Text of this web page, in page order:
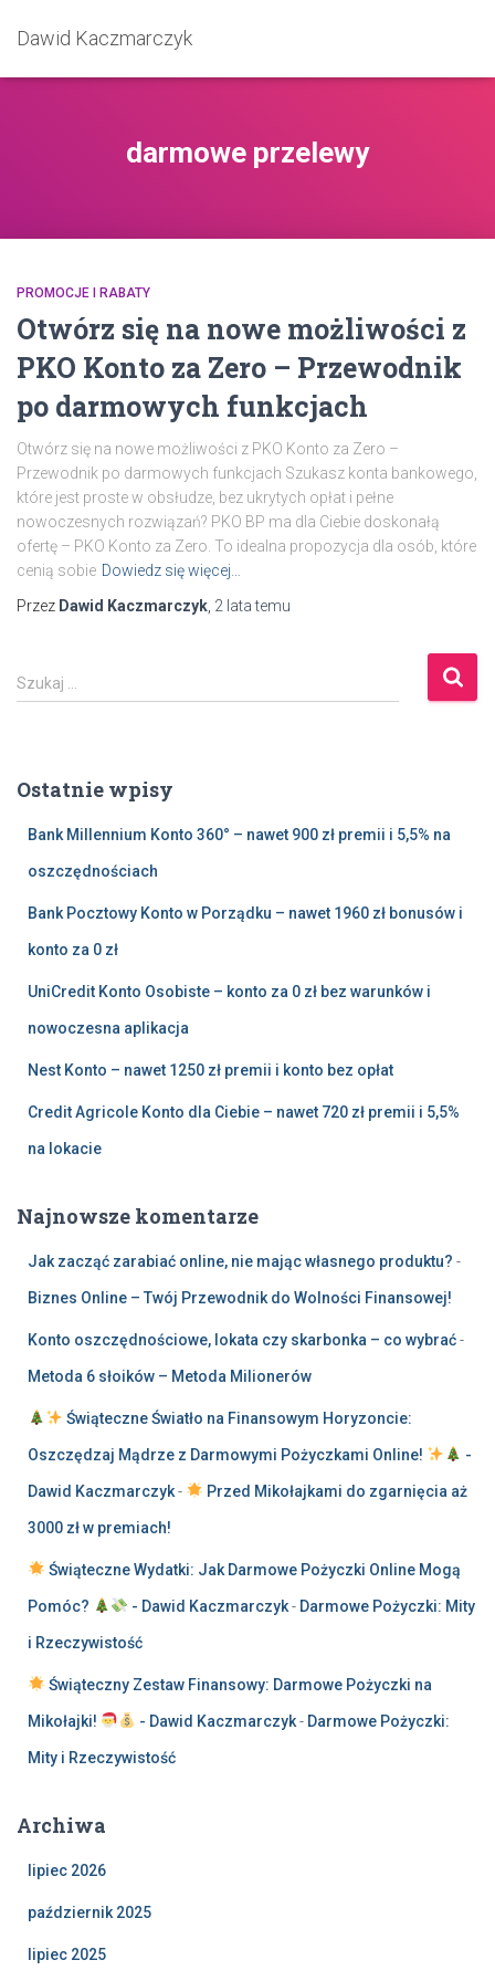
Dawid Kaczmarczyk
darmowe przelewy
PROMOCJE I RABATY
Otwórz się na nowe możliwości z
PKO Konto za Zero – Przewodnik
po darmowych funkcjach
Otwórz się na nowe możliwości z PKO Konto za Zero –
Przewodnik po darmowych funkcjach Szukasz konta bankowego,
które jest proste w obsłudze, bez ukrytych opłat i pełne
nowoczesnych rozwiązań? PKO BP ma dla Ciebie doskonałą
ofertę – PKO Konto za Zero. To idealna propozycja dla osób, które
cenią sobie Dowiedz się więcej…
Przez Dawid Kaczmarczyk 2 latatemu
S
z
j
Szukaj …
Ostatnie wpisy
Bank Millennium Konto 360° – nawet 900 zł premii i 5,5% na
oszczędnościach
Bank Pocztowy Konto w Porządku – nawet 1960 zł bonusów i
konto za 0 zł
UniCredit Konto Osobiste – konto za 0 zł bez warunków i
nowoczesna aplikacja
Nest Konto – nawet 1250 zł premii i konto bez opłat
Credit Agricole Konto dla Ciebie – nawet 720 zł premii i 5,5%
na lokacie
Najnowsze komentarze
Jak zacząć zarabiać online, nie mając własnego produktu? -
Biznes Online – Twój Przewodnik do Wolności Finansowej!
Konto oszczędnościowe, lokata czy skarbonka – co wybrać-
Metoda 6 słoików – Metoda Milionerów
Świąteczne Światło na Finansowym Horyzoncie:
Oszczędzaj Mądrze z Darmowymi Pożyczkami Online! -
Dawid Kaczmarczyk- Przed Mikołajkami do zgarnięcia aż
3000 zł w premiach!
Świąteczne Wydatki: Jak Darmowe Pożyczki Online Mogą
Pomóc? - Dawid Kaczmarczyk- Darmowe Pożyczki: Mity
i Rzeczywistość
Świąteczny Zestaw Finansowy: Darmowe Pożyczki na
Mikołajki! - Dawid Kaczmarczyk- Darmowe Pożyczki:
Mity i Rzeczywistość
Archiwa
lipiec 2026
październik 2025
lipiec 2025